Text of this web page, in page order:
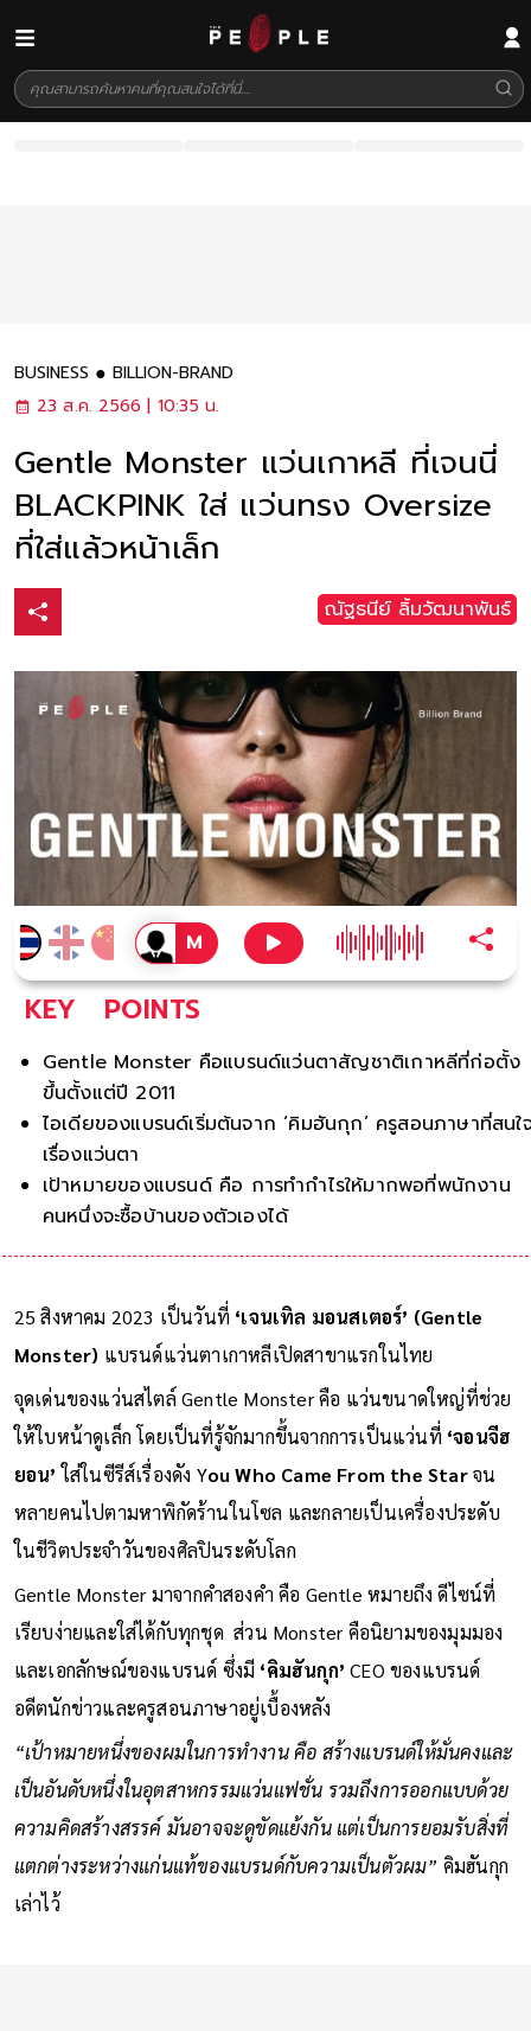
BUSINESS
BILLION-BRAND
23 ส.ค. 2566 | 10:35 น.
Gentle Monster แว่นเกาหลี ที่เจนนี่
BLACKPINK ใส่ แว่นทรง Oversize
ที่ใส่แล้วหน้าเล็ก
ณัฐธนีย์ ลิ้มวัฒนาพันธ์
KEY POINTS
Gentle Monster คือแบรนด์แว่นตาสัญชาติเกาหลีที่ก่อตั้ง
ขึ้นตั้งแต่ปี 2011
ไอเดียของแบรนด์เริ่มต้นจาก ‘คิมฮันกุก’ ครูสอนภาษาที่สนใ
เรื่องแว่นตา
เป้าหมายของแบรนด์ คือ การทำกำไรให้มากพอที่พนักงาน
คนหนึ่งจะซื้อบ้านของตัวเองได้
25 สิงหาคม 2023 เป็นวันที่ ‘เจนเทิล มอนสเตอร์’ (Gentle
Monster) แบรนด์แว่นตาเกาหลีเปิดสาขาแรกในไทย
จุดเด่นของแว่นสไตล์ Gentle Monster คือ แว่นขนาดใหญ่ที่ช่วย
ให้ใบหน้าดูเล็ก โดยเป็นที่รู้จักมากขึ้นจากการเป็นแว่นที่ ‘จอนจีฮ
ยอน’ใส่ในซีรีส์เรื่องดัง You Who Came From the Starจน
หลายคนไปตามหาพิกัดร้านในโซล และกลายเป็นเครื่องประดับ
ในชีวิตประจำวันของศิลปินระดับโลก
Gentle Monster มาจากคำสองคำ คือ Gentle หมายถึง ดีไซน์ที่
เรียบง่ายและใส่ได้กับทุกชุด ส่วน Monster คือนิยามของมุมมอง
และเอกลักษณ์ของแบรนด์ ซึ่งมี ‘คิมฮันกุก’ CEO ของแบรนด์
อดีตนักข่าวและครูสอนภาษาอยู่เบื้องหลัง
“เป้าหมายหนึ่งของผมในการทำงาน คือ สร้างแบรนด์ให้มั่นคงและ
เป็นอันดับหนึ่งในอุตสาหกรรมแว่นแฟชั่น รวมถึงการออกแบบด้วย
ความคิดสร้างสรรค์ มันอาจจะดูขัดแย้งกัน แต่เป็นการยอมรับสิ่งที่
แตกต่างระหว่างแก่นแท้ของแบรนด์กับความเป็นตัวผม” คิมฮันกุก
เล่าไว้